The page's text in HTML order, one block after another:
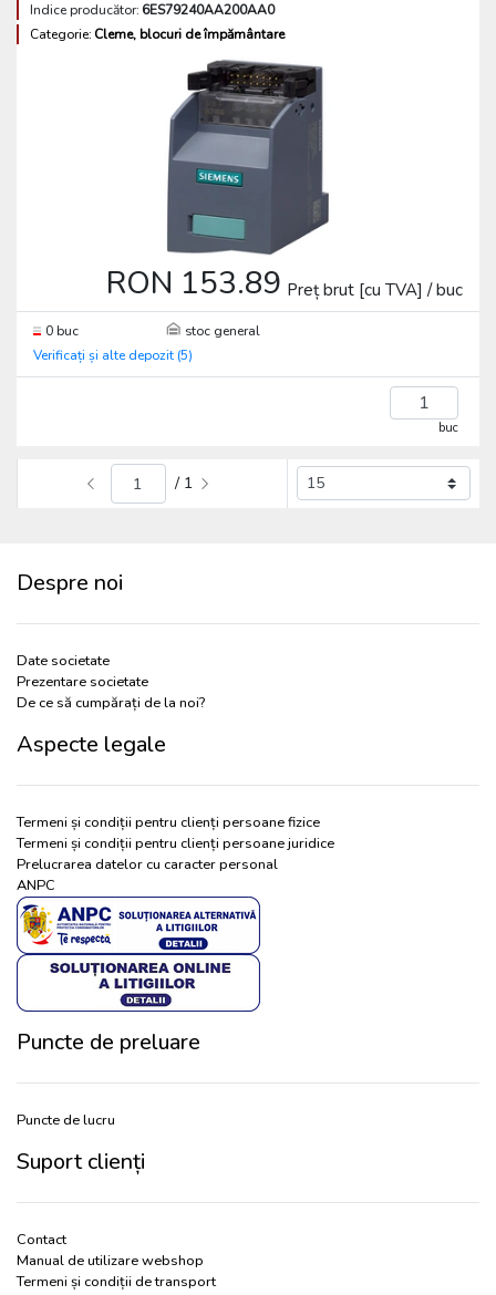
Indice producător: 6ES79240AA200AA0
Categorie: Cleme, blocuri de împământare
RON 153.89 Preț brut [cu TVA] / buc
0 buc
stoc general
Verificați și alte depozit (5)
buc
/ 1
Despre noi
Date societate
Prezentare societate
De ce să cumpărați de la noi?
Aspecte legale
Termeni și condiții pentru clienți persoane fizice
Termeni și condiții pentru clienți persoane juridice
Prelucrarea datelor cu caracter personal
ANPC
Puncte de preluare
Puncte de lucru
Suport clienți
Contact
Manual de utilizare webshop
Termeni și condiții de transport